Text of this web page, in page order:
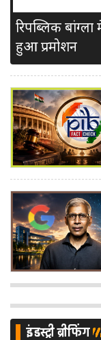
रिपब्लिक बांग्ला
हुआ प्रमोशन
इंडस्ट्री ब्रीफिंग